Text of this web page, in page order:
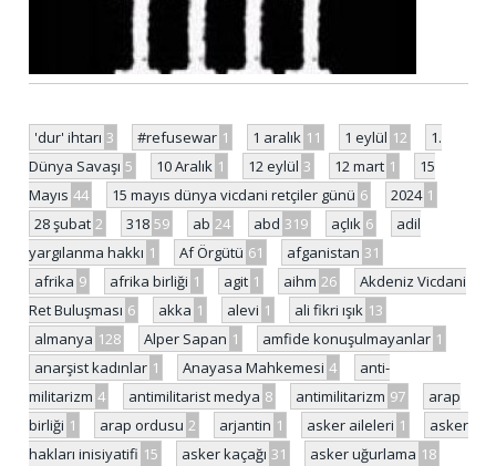
'dur' ihtarı 3 #refusewar 1 1 aralık 11 1 eylül 12
1.
Dünya Savaşı 5 10 Aralık 1 12 eylül 3 12 mart 1
15
Mayıs 44 15 mayıs dünya vicdani retçiler günü 6 2024 1
28 şubat 2 318 59 ab 24 abd 319 açlık 6
adil
yargılanma hakkı 1 Af Örgütü 61 afganistan 31
afrika 9 afrika birliği 1 agit 1 aihm 26
Akdeniz Vicdani
Ret Buluşması 6 akka 1 alevi 1 ali fikri ışık 13
almanya 128 Alper Sapan 1 amfide konuşulmayanlar 1
anarşist kadınlar 1 Anayasa Mahkemesi 4
anti-
militarizm 4 antimilitarist medya 8 antimilitarizm 97
arap
birliği 1 arap ordusu 2 arjantin 1 asker aileleri 1
asker
hakları inisiyatifi 15 asker kaçağı 31 asker uğurlama 18